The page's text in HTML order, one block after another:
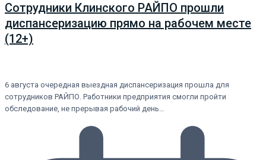
Сотрудники Клинского РАЙПО прошли
диспансеризацию прямо на рабочем месте
(12+)
6 августа очередная выездная диспансеризация прошла для
сотрудников РАЙПО. Работники предприятия смогли пройти
обследование, не прерывая рабочий день…